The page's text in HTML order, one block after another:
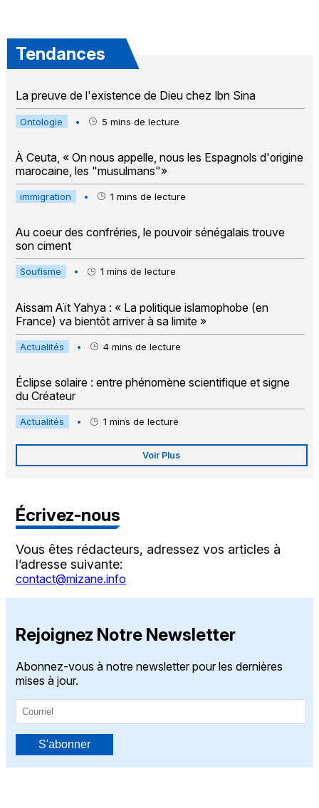
Tendances
La preuve de l'existence de Dieu chez Ibn Sina
Ontologie • 5 mins de lecture
À Ceuta, « On nous appelle, nous les Espagnols d'origine
marocaine, les "musulmans"»
immigration • 1 mins de lecture
Au coeur des confréries, le pouvoir sénégalais trouve
son ciment
Soufisme • 1 mins de lecture
Aissam Aït Yahya : « La politique islamophobe (en
France) va bientôt arriver à sa limite »
Actualités • 4 mins de lecture
Éclipse solaire : entre phénomène scientifique et signe
du Créateur
Actualités • 1 mins de lecture
Voir Plus
Écrivez-nous
Vous êtes rédacteurs, adressez vos articles à
l’adresse suivante:
contact@mizane.info
Rejoignez Notre Newsletter
Abonnez-vous à notre newsletter pour les dernières
mises à jour.
S'abonner